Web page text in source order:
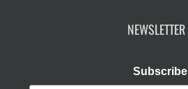
NEWSLETTER
Subscribe